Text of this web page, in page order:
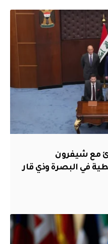
مع شيفرون
في البصرة وذي قار